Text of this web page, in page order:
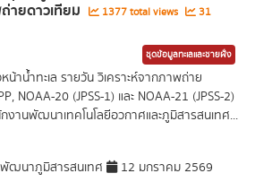
ายดาวเทียม 1377 total views
31
ชุดข้อมูลทะเลและชายฝั่ง
าน้ำทะเล รายวัน วิเคราะห์จากภาพถ่าย
NOAA-20 (JPSS-1) และ NOAA-21 (JPSS-2)
กงานพัฒนาเทคโนโลยีอวกาศและภูมิสารสนเทศ...
พัฒนาภูมิสารสนเทศ 12 มกราคม 2569